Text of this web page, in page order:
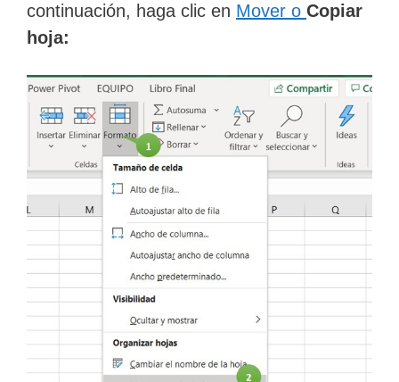
continuación, haga clic en Mover o Copiar
hoja: